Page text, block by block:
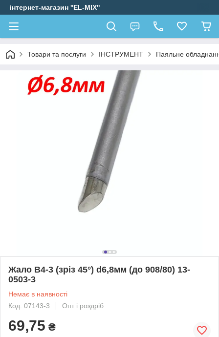
інтернет-магазин ''EL-MIX"
Товари та послуги ІНСТРУМЕНТ Паяльне
Жало B4-3 (зріз 45°) d6,8мм (до 908/80) 13-
0503-3
Немає в наявності
Код: 07143-3
Опт і роздріб
69,75 ₴